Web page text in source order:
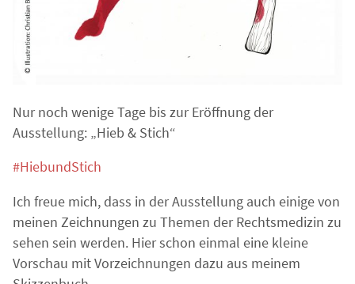
Nur noch wenige Tage bis zur Eröffnung der
Ausstellung: „Hieb & Stich“
#HiebundStich
Ich freue mich, dass in der Ausstellung auch einige von
meinen Zeichnungen zu Themen der Rechtsmedizin zu
sehen sein werden. Hier schon einmal eine kleine
Vorschau mit Vorzeichnungen dazu aus meinem